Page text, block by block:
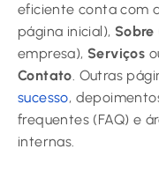
eficiente conta com
página inicial), Sobre
empresa), Serviços
Contato. Outras
sucesso,
frequentes (FAQ) e
internas.